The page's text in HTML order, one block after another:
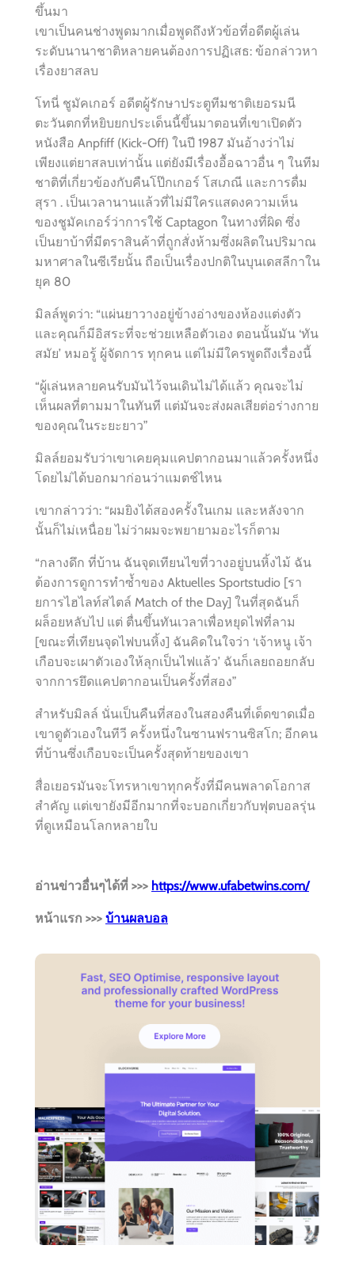
ขึ้นมา
เขาเป็นคนช่างพูดมากเมื่อพูดถึงหัวข้อที่อดีตผู้เล่น
ระดับนานาชาติหลายคนต้องการปฏิเสธ: ข้อกล่าวหา
เรื่องยาสลบ
โทนี่ ชูมัคเกอร์ อดีตผู้รักษาประตูทีมชาติเยอรมนี
ตะวันตกที่หยิบยกประเด็นนี้ขึ้นมาตอนที่เขาเปิดตัว
หนังสือ Anpfiff (Kick-Off) ในปี 1987 มันอ้างว่าไม่
เพียงแต่ยาสลบเท่านั้น แต่ยังมีเรื่องอื้อฉาวอื่น ๆ ในทีม
ชาติที่เกี่ยวข้องกับคืนโป๊กเกอร์ โสเภณี และการดื่ม
สุรา . เป็นเวลานานแล้วที่ไม่มีใครแสดงความเห็น
ของชูมัคเกอร์ว่าการใช้ Captagon ในทางที่ผิด ซึ่ง
เป็นยาบ้าที่มีตราสินค้าที่ถูกสั่งห้ามซึ่งผลิตในปริมาณ
มหาศาลในซีเรียนั้น ถือเป็นเรื่องปกติในบุนเดสลีกาใน
ยุค 80
มิลล์พูดว่า: “แผ่นยาวางอยู่ข้างอ่างของห้องแต่งตัว
และคุณก็มีอิสระที่จะช่วยเหลือตัวเอง ตอนนั้นมัน ‘ทัน
สมัย’ หมอรู้ ผู้จัดการ ทุกคน แต่ไม่มีใครพูดถึงเรื่องนี้
“ผู้เล่นหลายคนรับมันไว้จนเดินไม่ได้แล้ว คุณจะไม่
เห็นผลที่ตามมาในทันที แต่มันจะส่งผลเสียต่อร่างกาย
ของคุณในระยะยาว”
มิลล์ยอมรับว่าเขาเคยคุมแคปตากอนมาแล้วครั้งหนึ่ง
โดยไม่ได้บอกมาก่อนว่าแมตช์ไหน
เขากล่าวว่า: “ผมยิงได้สองครั้งในเกม และหลังจาก
นั้นก็ไม่เหนื่อย ไม่ว่าผมจะพยายามอะไรก็ตาม
“กลางดึก ที่บ้าน ฉันจุดเทียนไขที่วางอยู่บนหิ้งไม้ ฉัน
ต้องการดูการทำซ้ำของ Aktuelles Sportstudio [รา
ยการไฮไลท์สไตล์ Match of the Day] ในที่สุดฉันก็
ผล็อยหลับไป แต่ ตื่นขึ้นทันเวลาเพื่อหยุดไฟที่ลาม
[ขณะที่เทียนจุดไฟบนหิ้ง] ฉันคิดในใจว่า ‘เจ้าหนู เจ้า
เกือบจะเผาตัวเองให้ลุกเป็นไฟแล้ว’ ฉันก็เลยถอยกลับ
จากการยึดแคปตากอนเป็นครั้งที่สอง”
สำหรับมิลล์ นั่นเป็นคืนที่สองในสองคืนที่เด็ดขาดเมื่อ
เขาดูตัวเองในทีวี ครั้งหนึ่งในซานฟรานซิสโก; อีกคน
ที่บ้านซึ่งเกือบจะเป็นครั้งสุดท้ายของเขา
สื่อเยอรมันจะโทรหาเขาทุกครั้งที่มีคนพลาดโอกาส
สำคัญ แต่เขายังมีอีกมากที่จะบอกเกี่ยวกับฟุตบอลรุ่น
ที่ดูเหมือนโลกหลายใบ
อ่านข่าวอื่นๆได้ที่ >>> https://www.ufabetwins.com/
หน้าแรก >>> บ้านผลบอล